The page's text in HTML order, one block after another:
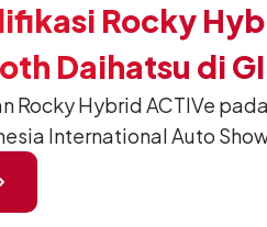
Rocky
Daihatsu di
Rocky Hybrid ACTIVe
International Auto
2 unit Rocky Hybrid
inspirasi bagi